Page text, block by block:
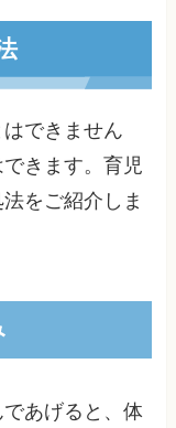
できません
きます。育児
をご紹介しま
あげると、体